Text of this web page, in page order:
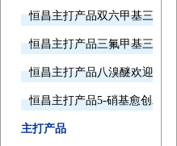
恒昌主打产品双六甲基三胺欢
恒昌主打产品三氟甲基三甲
恒昌主打产品八溴醚欢迎询价
恒昌主打产品5-硝基愈创木
主打产品